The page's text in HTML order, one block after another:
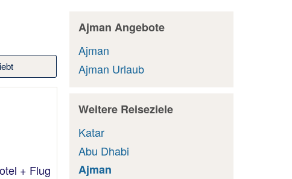
+ Flug
Ajman Angebote
Ajman
Ajman Urlaub
Weitere Reiseziele
Katar
Abu Dhabi
Ajman